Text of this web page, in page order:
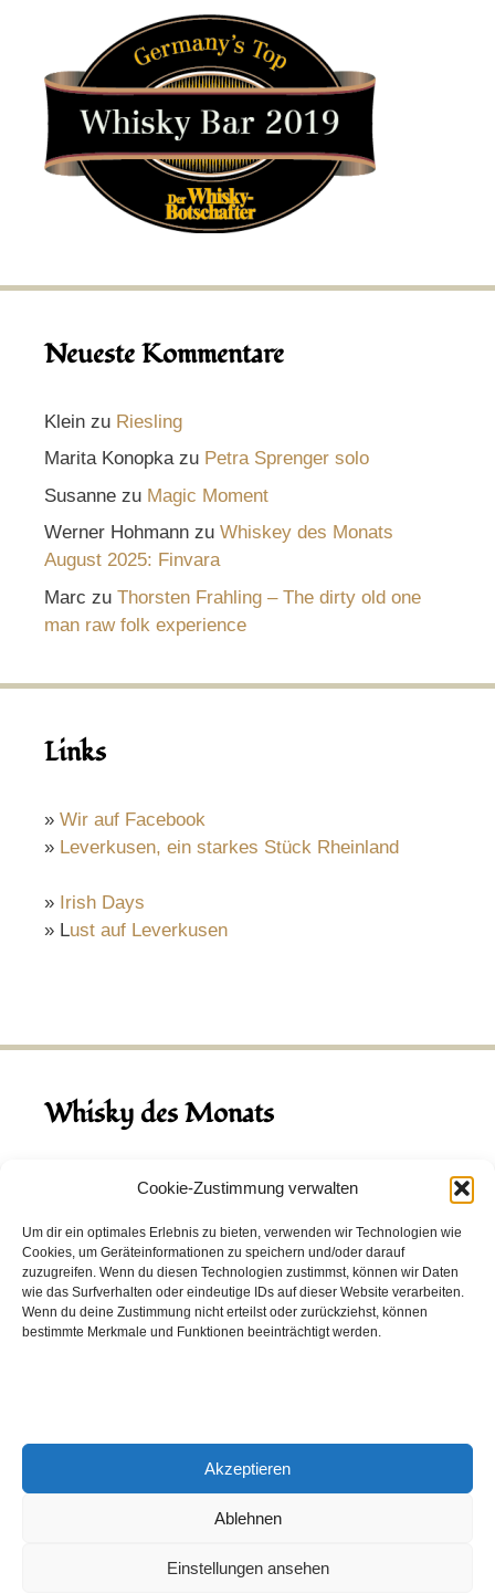
Cookie-Zustimmung verwalten
Um dir ein optimales Erlebnis zu bieten, verwenden wir Technologien wie
Cookies, um Geräteinformationen zu speichern und/oder darauf
zuzugreifen. Wenn du diesen Technologien zustimmst, können wir Daten
wie das Surfverhalten oder eindeutige IDs auf dieser Website verarbeiten.
Wenn du deine Zustimmung nicht erteilst oder zurückziehst, können
bestimmte Merkmale und Funktionen beeinträchtigt werden.
Akzeptieren
Ablehnen
Einstellungen ansehen
Neueste Kommentare
Klein zu Riesling
Marita Konopkazu Petra Sprenger solo
Susanne zu Magic Moment
Werner Hohmann zu Whiskey des Monats
August 2025: Finvara
Marc zu Thorsten Frahling – The dirty old one
man raw folk experience
Links
» Wir auf Facebook
» Leverkusen, ein starkes Stück Rheinland
» Irish Days
» Lust auf Leverkusen
Whisky des Monats
August 2026
Hinch Double Wood
Destillerie:Hinch(Irland)
Single Malt, 43.0%
Peated: Nein
Entdecke viele weitere Whiskysin unserem
in den Whiskys des Monats.